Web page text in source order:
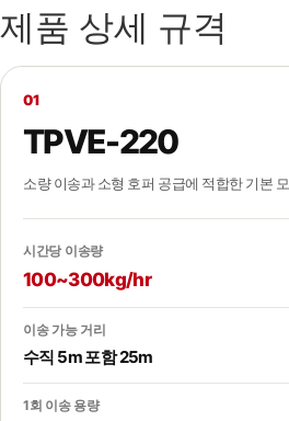
제품 상세 규격
01
TPVE-220
소량 이송과 소형 호퍼 공급에 적합한 기본
시간당 이송량
100~300kg/hr
이송 가능 거리
수직 5m 포함 25m
1회 이송 용량